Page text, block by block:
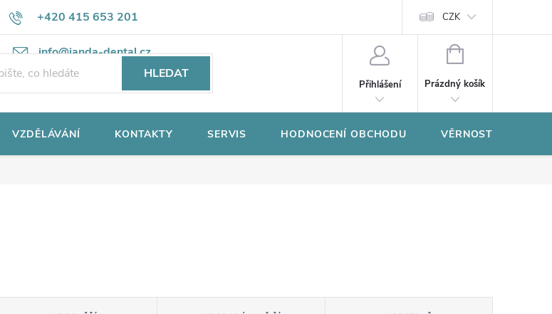
+420 415 653 201
info@janda-dental.cz
Ochrana osobních údajů CZK
HLEDAT
Přihlášení
NÁKUPNÍ
Prázdný košík
VZDĚLÁVÁNÍ KONTAKTY SERVIS HODNOCENÍ OBCHODU VĚRNOSTNÍ